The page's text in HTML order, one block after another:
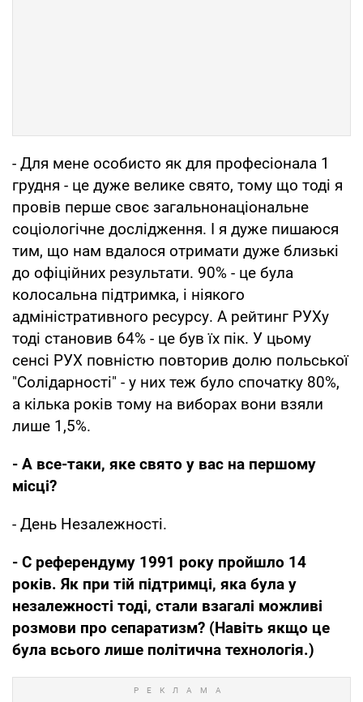
- Для мене особисто як для професіонала 1
грудня - це дуже велике свято, тому що тоді я
провів перше своє загальнонаціональне
соціологічне дослідження. І я дуже пишаюся
тим, що нам вдалося отримати дуже близькі
до офіційних результати. 90% - це була
колосальна підтримка, і ніякого
адміністративного ресурсу. А рейтинг РУХу
тоді становив 64% - це був їх пік. У цьому
сенсі РУХ повністю повторив долю польської
"Солідарності" - у них теж було спочатку 80%,
а кілька років тому на виборах вони взяли
лише 1,5%.
- А все-таки, яке свято у вас на першому
місці?
- День Незалежності.
- C референдуму 1991 року пройшло 14
років. Як при тій підтримці, яка була у
незалежності тоді, стали взагалі можливі
розмови про сепаратизм? (Навіть якщо це
була всього лише політична технологія.)